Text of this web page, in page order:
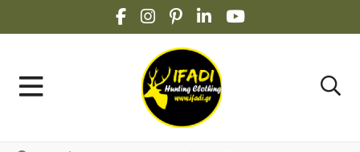
FACEBOOK SOCIAL LINK
INSTAGRAM SOCIAL LINK
PINTEREST SOCIAL LINK
LINKEDIN SOCIAL LINK
YOUTUBE SOCIAL